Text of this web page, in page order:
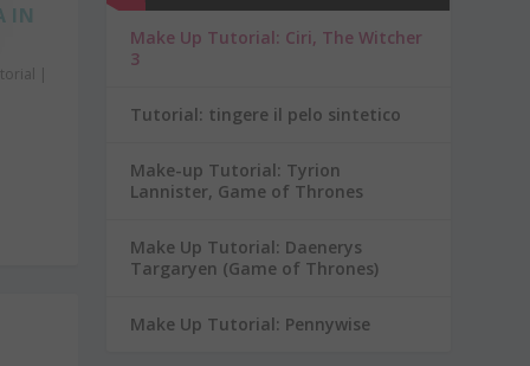
IN
|
Make Up Tutorial: Ciri, The Witcher
3
Tutorial: tingere il pelo sintetico
Make-up Tutorial: Tyrion
Lannister, Game of Thrones
Make Up Tutorial: Daenerys
Targaryen (Game of Thrones)
Make Up Tutorial: Pennywise